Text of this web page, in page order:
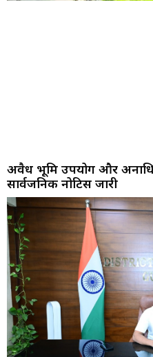
अवैध भूमि उपयोग और
सार्वजनिक नोटिस जारी